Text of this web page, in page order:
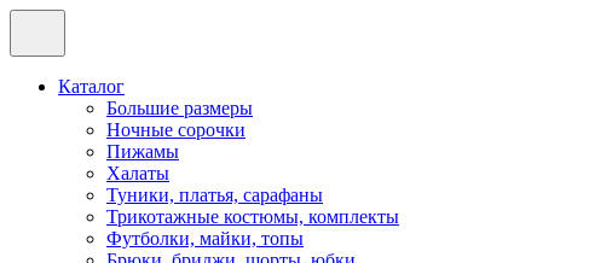
Каталог
Большие размеры
Ночные сорочки
Пижамы
Халаты
Туники, платья, сарафаны
Трикотажные костюмы, комплекты
Футболки, майки, топы